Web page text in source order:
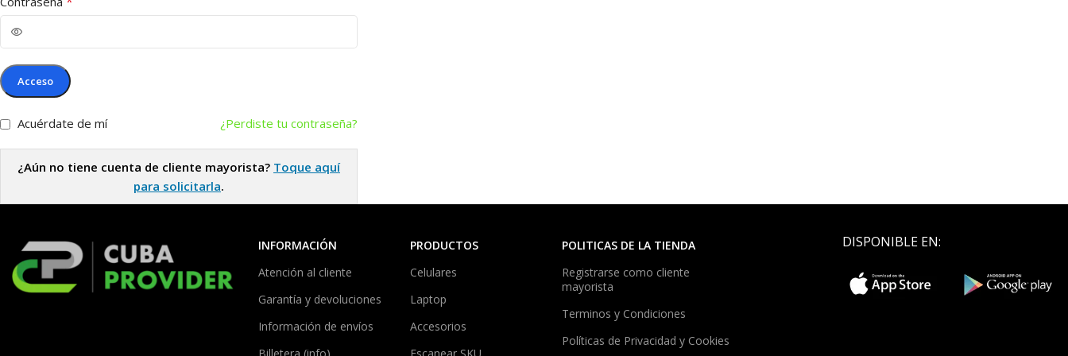
Acceso
¿Perdiste tu contraseña?
Acuérdate de mí
¿Aún no tiene cuenta de cliente mayorista? Toque aquí
para solicitarla.
INFORMACIÓN
Atención al cliente
Garantía y devoluciones
Información de envíos
PRODUCTOS
Celulares
Laptop
Accesorios
POLITICAS DE LA TIENDA
Registrarse como cliente
mayorista
Terminos y Condiciones
Políticas de Privacidad y Cookies
DISPONIBLE EN: